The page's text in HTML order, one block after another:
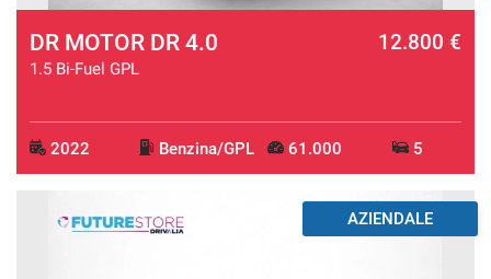
DR MOTOR DR 4.0
1.5 Bi-Fuel GPL
12.800 €
2022 Benzina/GPL 61.000 5
AZIENDALE